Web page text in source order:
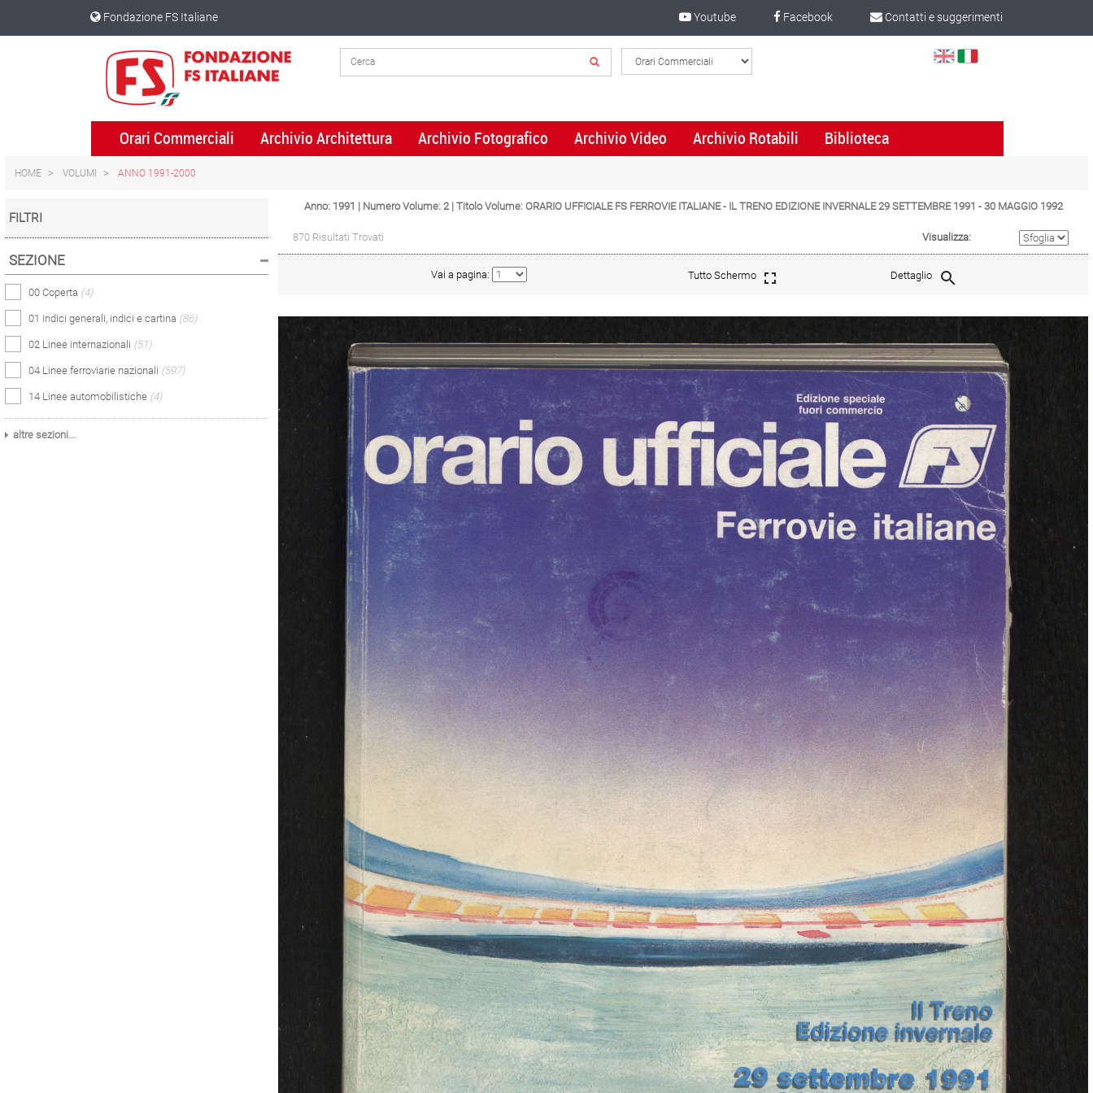
content
navigation
Contatti e suggerimenti
Facebook
Youtube
Fondazione FS Italiane
Select
Orari Commerciali Archivio Architettura Archivio Fotografico Archivio Video Archivio Rotabili Biblioteca
HOME VOLUMI ANNO 1991-2000
FILTRI
SEZIONE
00 Coperta (4)
01 Indici generali, indici e cartina (86)
02 Linee internazionali (51)
04 Linee ferroviarie nazionali (597)
14 Linee automobilistiche (4)
altre sezioni...
Anno: 1991 | Numero Volume: 2 | Titolo Volume: ORARIO UFFICIALE FS FERROVIE ITALIANE - IL TRENO EDIZIONE INVERNALE 29 SETTEMBRE 1991 - 30 MAGGIO 1992
870 Risultati Trovati Visualizza:
Vai a pagina: Tutto Schermo Dettaglio